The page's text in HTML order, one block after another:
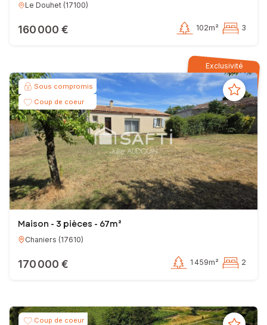
Le Douhet (17100)
160 000 € 102m² 3
Exclusivité
Sous compromis
Coup de coeur
Maison - 3 pièces - 67m²
Chaniers (17610)
170 000 € 1 459m² 2
Coup de coeur